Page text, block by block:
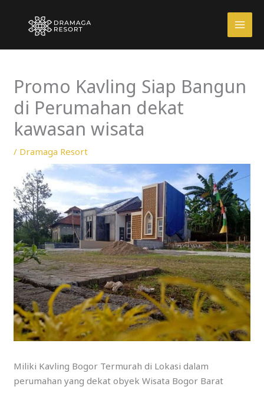
content
Promo Kavling Siap Bangun
di Perumahan dekat
kawasan wisata
/ Dramaga Resort
Miliki Kavling Bogor Termurah di Lokasi dalam
perumahan yang dekat obyek Wisata Bogor Barat